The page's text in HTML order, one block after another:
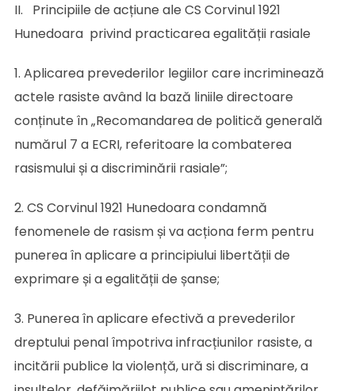
II. Principiile de acțiune ale CS Corvinul 1921
Hunedoara privind practicarea egalității rasiale
1. Aplicarea prevederilor legiilor care incriminează
actele rasiste având la bază liniile directoare
conținute în „Recomandarea de politică generală
numărul 7 a ECRI, referitoare la combaterea
rasismului și a discriminării rasiale”;
2. CS Corvinul 1921 Hunedoara condamnă
fenomenele de rasism și va acționa ferm pentru
punerea în aplicare a principiului libertății de
exprimare și a egalității de șanse;
3. Punerea în aplicare efectivă a prevederilor
dreptului penal împotriva infracțiunilor rasiste, a
incitării publice la violență, ură si discriminare, a